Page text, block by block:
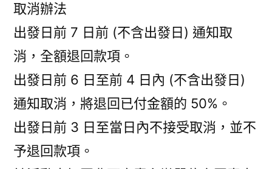
取消辦法
出發日前 7 日前 (不含出發日) 通知取
消，全額退回款項。
出發日前 6 日至前 4 日內 (不含出發日)
通知取消，將退回已付金額的 50%。
出發日前 3 日至當日內不接受取消，並不
予退回款項。